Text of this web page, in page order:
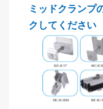
ミッドクランプ
クしてください